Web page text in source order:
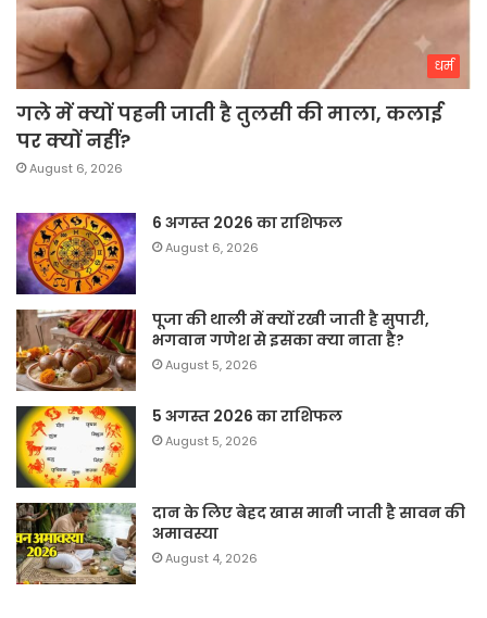
धर्म
गले में क्यों पहनी जाती है तुलसी की माला, कलाई
पर क्यों नहीं?
August 6, 2026
6 अगस्त 2026 का राशिफल
August 6, 2026
पूजा की थाली में क्यों रखी जाती है सुपारी,
भगवान गणेश से इसका क्या नाता है?
August 5, 2026
5 अगस्त 2026 का राशिफल
August 5, 2026
दान के लिए बेहद खास मानी जाती है सावन की
अमावस्या
August 4, 2026